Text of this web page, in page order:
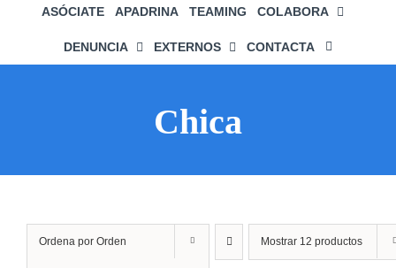
ASÓCIATE APADRINA TEAMING COLABORA
DENUNCIA EXTERNOS CONTACTA
Chica
Ordena por Orden Mostrar 12 productos